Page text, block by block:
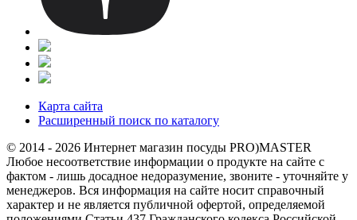
Карта сайта
Расширенный поиск по каталогу
© 2014 - 2026 Интернет магазин посуды PRO)MASTER
Любое несоответствие информации о продукте на сайте с
фактом - лишь досадное недоразумение, звоните - уточняйте у
менеджеров. Вся информация на сайте носит справочный
характер и не является публичной офертой, определяемой